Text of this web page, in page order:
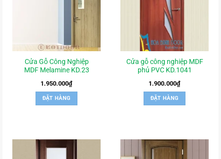
Cửa Gỗ Công Nghiệp
MDF Melamine KD.23
1.950.000₫
ĐẶT HÀNG
Cửa gỗ công nghiệp MDF
phủ PVC KD.1041
1.900.000₫
ĐẶT HÀNG